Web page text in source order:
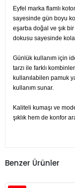
Eyfel marka flamlı
sayesinde gün boyu
eşarba doğal ve şık
dokusu sayesinde
Günlük kullanım için
tarzı ile farklı
kullanılabilen pamuk
kullanım sunar.
Kaliteli kumaşı ve
şıklık hem de konfor
Benzer Ürünler